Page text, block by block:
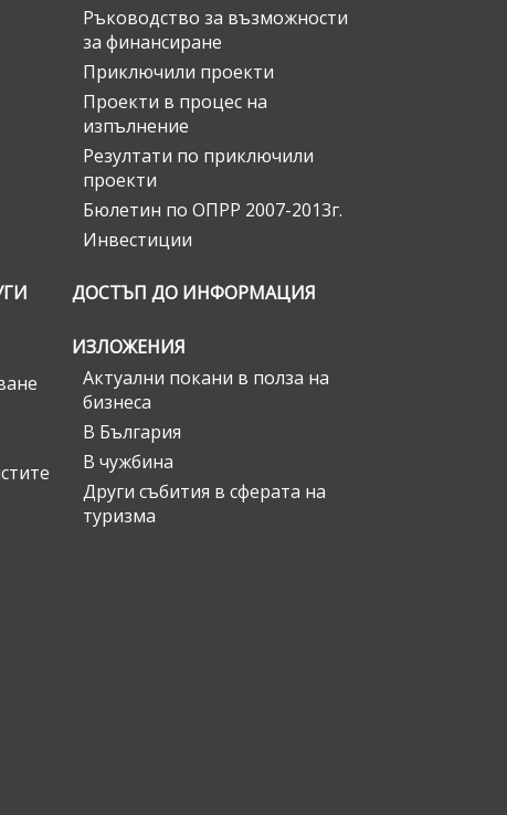
Ръководство за възможности
за финансиране
Приключили проекти
Проекти в процес на
изпълнение
Резултати по приключили
проекти
Бюлетин по ОПРР 2007-2013г.
Инвестиции
ДОСТЪП ДО ИНФОРМАЦИЯ
ИЗЛОЖЕНИЯ
Актуални покани в полза на
бизнеса
В България
В чужбина
Други събития в сферата на
туризма